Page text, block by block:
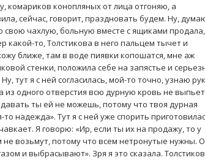
комариков конопляных от лица отгоняю, а
сейчас, говорит, праздновать будем. Ну,
свою чахлую, больную вместе с ящиками продала,
то, Толстикова в него пальцем тычет и
ближе, там в воде пиявки копошатся, мне аж
стенки, положила себе на запястье и
тут я с ней согласилась, мой-то точно, узнаю
из одного отверстия всю дурную кровь не
ты ей не можешь, потому что твоя дурная
надежда». Тут я с ней уже спорить
Я говорю: «Ир, если ты их на продажу, то у
возьмут, потому что всем нетронутые нужны.
и выбрасывают». Зря я это сказала.